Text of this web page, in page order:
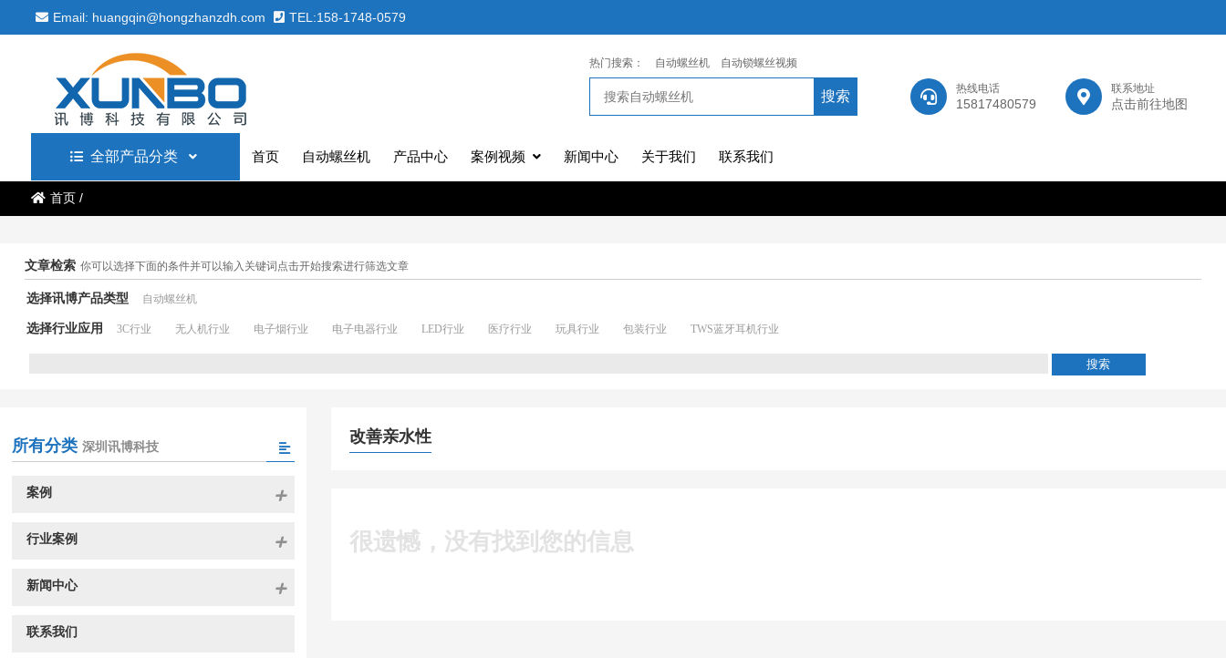
Email: huangqin@hongzhanzdh.com TEL:158-1748-0579
热线电话
15817480579
联系地址
点击前往地图
热门搜索： 自动螺丝机 自动锁螺丝视频
全部产品分类 首页 自动螺丝机 产品中心 案例视频 新闻中心 关于我们 联系我们
首页/
文章检索 你可以选择下面的条件并可以输入关键词点击开始搜索进行筛选文章
选择讯博产品类型 自动螺丝机
选择行业应用 3C行业 无人机行业 电子烟行业 电子电器行业 LED行业 医疗行业 玩具行业 包装行业 TWS蓝牙耳机行业
改善亲水性
很遗憾，没有找到您的信息
所有分类 深圳讯博科技
案例
行业案例
新闻中心
联系我们